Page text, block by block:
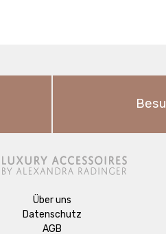
Über uns
Datenschutz
AGB